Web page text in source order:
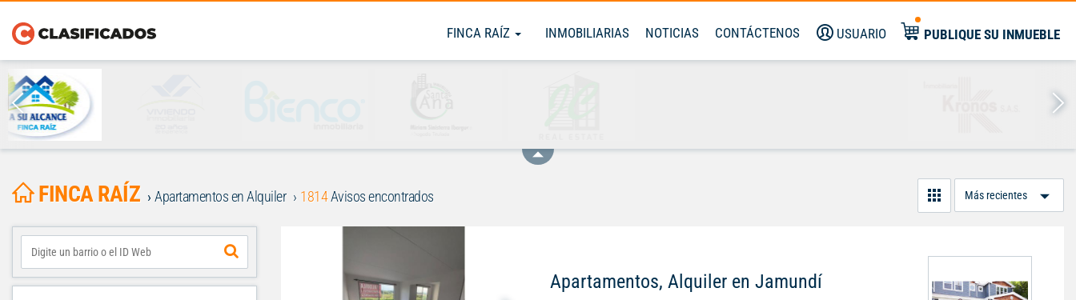
FINCA RAÍZ INMOBILIARIAS NOTICIAS CONTÁCTENOS USUARIO PUBLIQUE SU INMUEBLE
FINCA RAÍZ Apartamentos en Alquiler 1814Avisos encontrados
Apartamentos, Alquiler en Jamundí